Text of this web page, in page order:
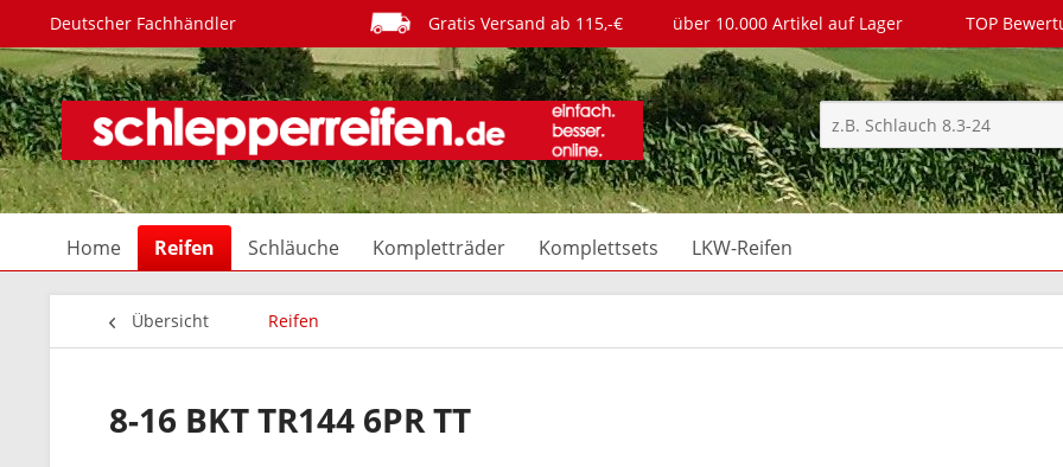
Deutscher Fachhändler Gratis Versand ab 115,-€ über 10.000 Artikel auf Lager TOP
Home Reifen Schläuche Kompletträder Komplettsets LKW-Reifen
Übersicht Reifen
8-16 BKT TR144 6PR TT